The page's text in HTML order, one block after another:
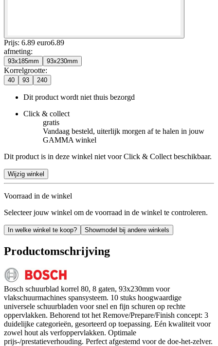
Prijs: 6.89 euro6.89
afmeting:
93x185mm 93x230mm
Korrelgrootte:
40 93 240
Dit product wordt niet thuis bezorgd
Click & collect
gratis
Vandaag besteld, uiterlijk morgen af te halen in jouw
GAMMA winkel
Dit product is in deze winkel niet voor Click & Collect beschikbaar.
Wijzig winkel
Voorraad in de winkel
Selecteer jouw winkel om de voorraad in de winkel te controleren.
In welke winkel te koop? Showmodel bij andere winkels
Productomschrijving
Bosch schuurblad korrel 80, 8 gaten, 93x230mm voor
vlakschuurmachines spansysteem. 10 stuks hoogwaardige
universele schuurbladen voor snel en fijn schuren op rechte
oppervlakken. Behorend tot het Remove/Prepare/Finish concept: 3
duidelijke categorieën, gesorteerd op toepassing. Eén kwaliteit voor
zowel hout als verfoppervlakken. Optimale
prijs-/prestatieverhouding. Perfect afgestemd voor de doe-het-zelver.